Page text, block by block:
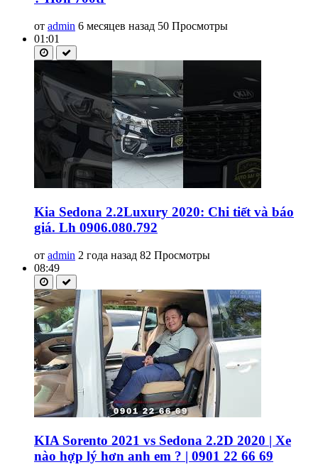
от admin 6 месяцев назад 50 Просмотры
01:01
Kia Sedona 2.2Luxury 2020: Chi tiết và báo
giá. Lh 0906.080.792
от admin 2 года назад 82 Просмотры
08:49
KIA Sorento 2021 vs Sedona 2.2D 2020 | Xe
nào hợp lý hơn anh em ? | 0901 22 66 69